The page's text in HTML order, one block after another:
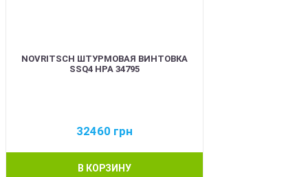
NOVRITSCH ШТУРМОВАЯ ВИНТОВКА
SSQ4 HPA 34795
32460 грн
В КОРЗИНУ